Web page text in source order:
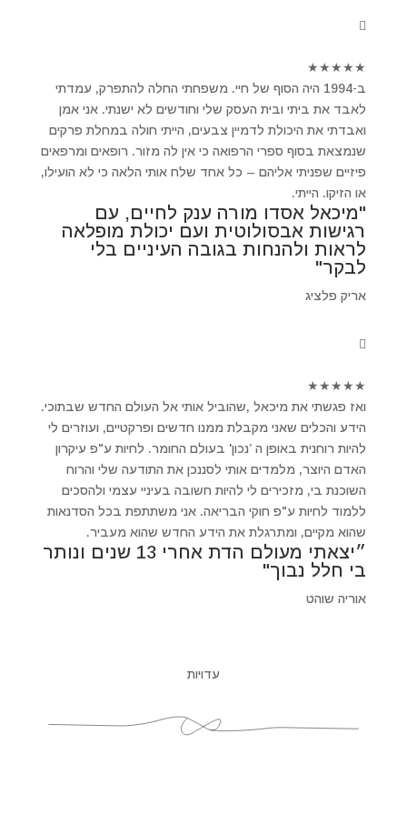
★
★
★
★
★
ב-1994 היה הסוף של חיי. משפחתי החלה להתפרק, עמדתי
לאבד את ביתי ובית העסק שלי וחודשים לא ישנתי. אני אמן
ואבדתי את היכולת לדמיין צבעים, הייתי חולה במחלת פרקים
שנמצאת בסוף ספרי הרפואה כי אין לה מזור. רופאים ומרפאים
פיזיים שפניתי אליהם – כל אחד שלח אותי הלאה כי לא הועילו,
או הזיקו. הייתי.
"מיכאל אסדו מורה ענק לחיים, עם
רגישות אבסולוטית ועם יכולת מופלאה
לראות ולהנחות בגובה העיניים בלי
לבקר"
אריק פלציג
★
★
★
★
★
ואז פגשתי את מיכאל ,שהוביל אותי אל העולם החדש שבתוכי.
הידע והכלים שאני מקבלת ממנו חדשים ופרקטיים, ועוזרים לי
להיות רוחנית באופן ה ’נכון' בעולם החומר. לחיות ע"פ עיקרון
האדם היוצר, מלמדים אותי לסננכן את התודעה שלי והרוח
השוכנת בי, מזכירים לי להיות חשובה בעיניי עצמי ולהסכים
ללמוד לחיות ע"פ חוקי הבריאה. אני משתתפת בכל הסדנאות
שהוא מקיים, ומתרגלת את הידע החדש שהוא מעביר.
״יצאתי מעולם הדת אחרי 13 שנים ונותר
בי חלל נבוך"
אוריה שוהט
עדויות